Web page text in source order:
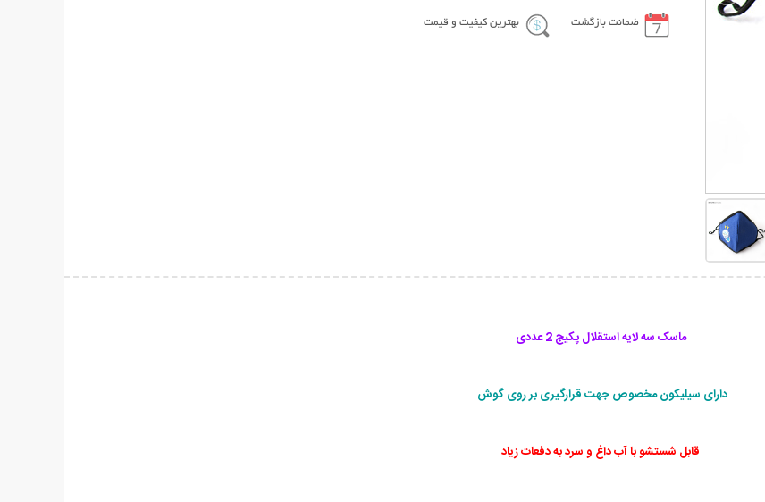
ضمانت بازگشت بهترین کیفیت و قیمت
ماسک سه لایه استقلال پکیج 2 عددی
دارای سیلیکون مخصوص جهت قرارگیری بر روی گوش
قابل شستشو با آب داغ و سرد به دفعات زیاد